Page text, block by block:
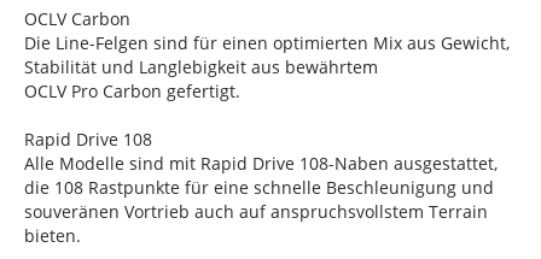
OCLV Carbon
Die Line-Felgen sind für einen optimierten Mix aus Gewicht,
Stabilität und Langlebigkeit aus bewährtem
OCLV Pro Carbon gefertigt.
Rapid Drive 108
Alle Modelle sind mit Rapid Drive 108-Naben ausgestattet,
die 108 Rastpunkte für eine schnelle Beschleunigung und
souveränen Vortrieb auch auf anspruchsvollstem Terrain
bieten.